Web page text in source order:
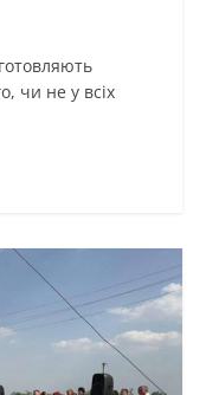
чи не у всіх